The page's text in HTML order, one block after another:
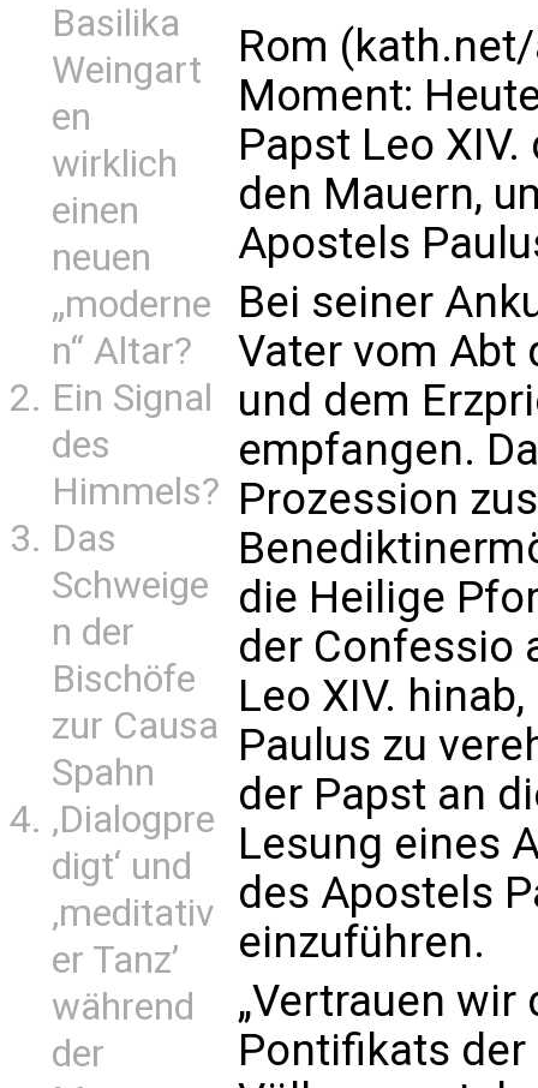
Basilika
Weingart
en
wirklich
einen
neuen
„moderne
n“ Altar?
Ein Signal
des
Himmels?
Das
Schweige
n der
Bischöfe
zur Causa
Spahn
‚Dialogpre
digt‘ und
‚meditativ
er Tanz’
während
der
Rom
Moment:
Papst Leo
den Mauern,
Apostels
Bei seiner
Vater vom Abt
und dem
empfangen.
Prozession
die Heilige
der Confessio
Leo XIV.
Paulus zu
der Papst an
Lesung eines
des Apostels
einzuführen.
„Vertrauen
Pontifikats